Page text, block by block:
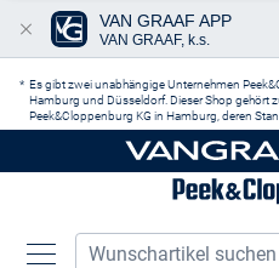
Es gibt zwei unabhängige Unternehmen
Hamburg und Düsseldorf. Dieser Shop gehört
Peek&Cloppenburg KG in Hamburg, deren
VAN GRAAF APP
VAN GRAAF, k.s.